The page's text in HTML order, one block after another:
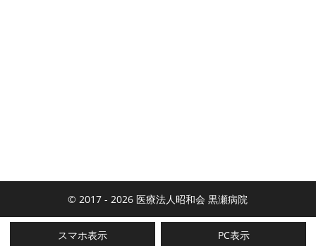
© 2017 - 2026 医療法人昭和会 黒瀬病院
スマホ表示 PC表示